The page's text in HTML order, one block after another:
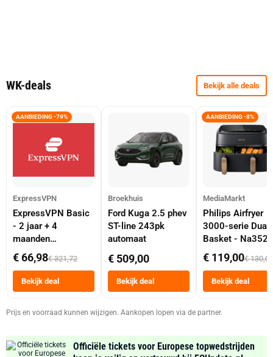
WK-deals Bekijk alle deals
AANBIEDING -79%
ExpressVPN
ExpressVPN Basic
- 2 jaar + 4
maanden
abonnement
€ 66,98€ 321,72
Bekijk deal
Broekhuis
Ford Kuga 2.5 phev
ST-line 243pk
automaat
€ 509,00
Bekijk deal
AANBIEDING -8%
MediaMarkt
Philips Airfryer
3000-serie Dual
Basket -
Dubbele Mand 9
Tot 6 Personen
Heteluchtfriteuse
Zwart
€ 119,00€ 130,00
Bekijk deal
Prijs en voorraad kunnen wijzigen. Aankopen lopen via de partner.
Officiële tickets voor Europese topwedstrijden